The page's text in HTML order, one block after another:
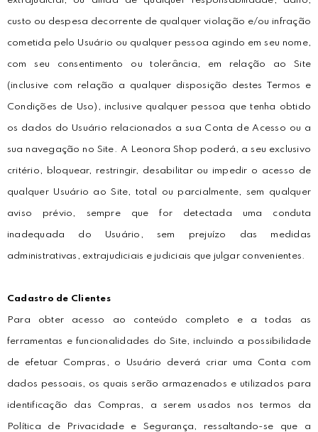
custo ou despesa decorrente de qualquer violação e/ou infração
cometida pelo Usuário ou qualquer pessoa agindo em seu nome,
com seu consentimento ou tolerância, em relação ao Site
(inclusive com relação a qualquer disposição destes Termos e
Condições de Uso), inclusive qualquer pessoa que tenha obtido
os dados do Usuário relacionados a sua Conta de Acesso ou a
sua navegação no Site. A Leonora Shop poderá, a seu exclusivo
critério, bloquear, restringir, desabilitar ou impedir o acesso de
qualquer Usuário ao Site, total ou parcialmente, sem qualquer
aviso prévio, sempre que for detectada uma conduta
inadequada do Usuário, sem prejuízo das medidas
administrativas, extrajudiciais e judiciais que julgar convenientes.
Cadastro de Clientes
Para obter acesso ao conteúdo completo e a todas as
ferramentas e funcionalidades do Site, incluindo a possibilidade
de efetuar Compras, o Usuário deverá criar uma Conta com
dados pessoais, os quais serão armazenados e utilizados para
identificação das Compras, a serem usados nos termos da
Política de Privacidade e Segurança, ressaltando-se que a